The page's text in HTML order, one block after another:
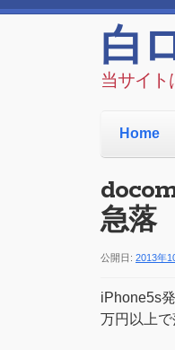
白
当サイト
Home
急落
公開日: 2013年
iPhone5s
万円以上で